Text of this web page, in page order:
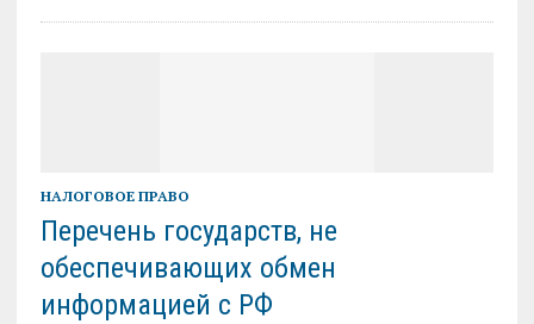
НАЛОГОВОЕ ПРАВО
Перечень государств, не
обеспечивающих обмен
информацией с РФ